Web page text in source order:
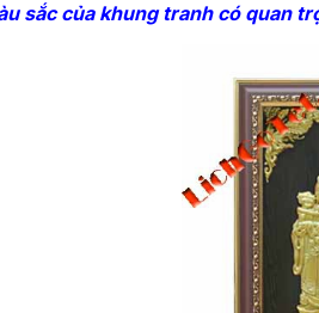
sắc của khung tranh có quan